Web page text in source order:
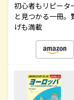
初心者もリピータ
と見つかる一冊。
げも満載